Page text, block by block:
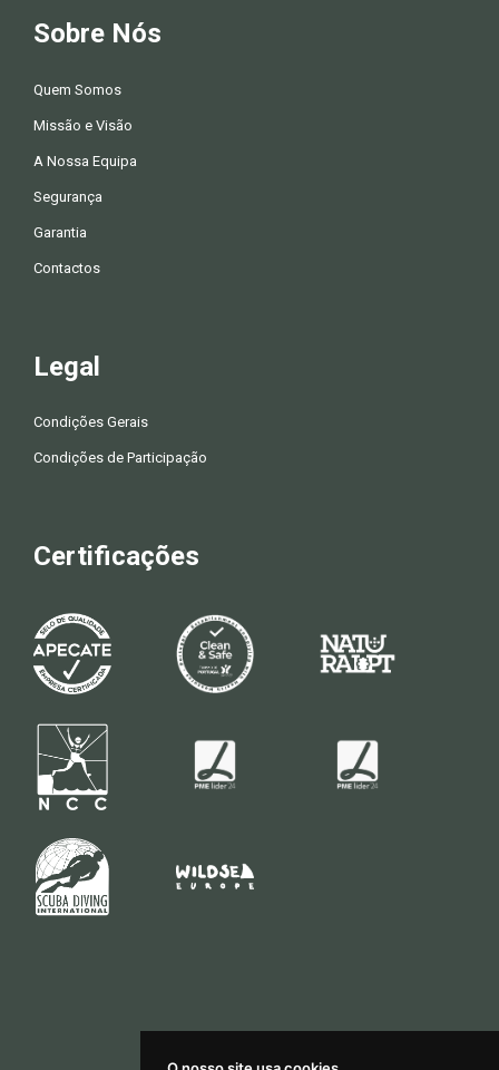
Sobre Nós
Quem Somos
Missão e Visão
A Nossa Equipa
Segurança
Garantia
Contactos
Legal
Condições Gerais
Condições de Participação
Certificações